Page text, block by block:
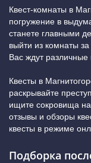
Квест-комнаты в
погружение в
станете главными
выйти из комнаты
Вас ждут различные
Квесты в
раскрывайте
ищите сокровища на
отзывы и обзоры
квесты в режиме
Подборка